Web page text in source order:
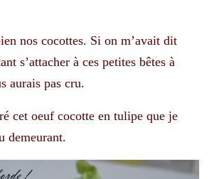
nos cocottes. Si on m’avait dit
s’attacher à ces petites bêtes à
aurais pas cru.
cet oeuf cocotte en tulipe que je
demeurant.